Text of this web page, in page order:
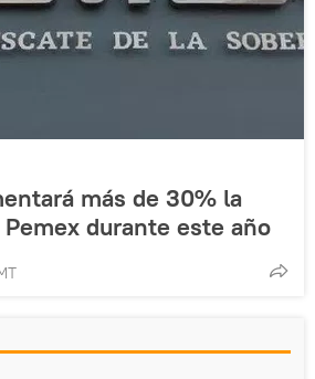
más de 30% la
durante este año